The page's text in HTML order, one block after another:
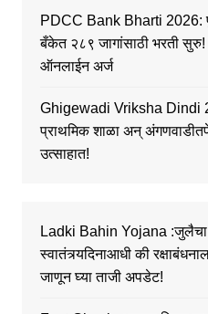
PDCC Bank Bharti 2026:
बँकेत २८९ जागांसाठी भरती सुरु!
ऑनलाईन अर्ज
Ghigewadi Vriksha Dindi
प्राथमिक शाळा अन् अंगणवाडीतर्फे
उत्साहात!
Ladki Bahin Yojana :जुलैचा
स्वातंत्र्यदिनाआधी की
जाणून घ्या ताजी अपडेट!